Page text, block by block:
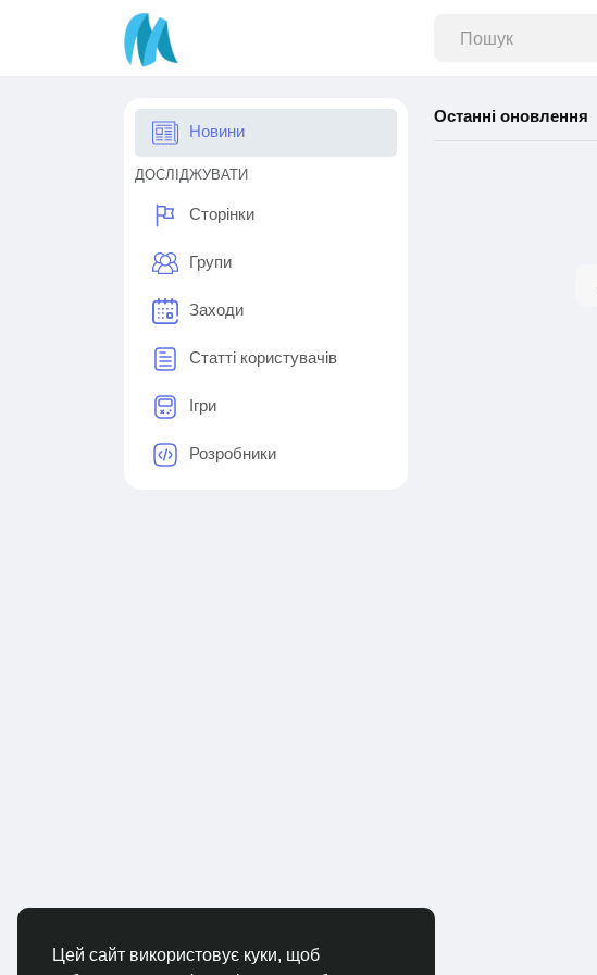
Цей сайт використовує куки, щоб
Новини
ДОСЛІДЖУВАТИ
Сторінки
Групи
Заходи
Статті користувачів
Ігри
Розробники
Останні оновлення